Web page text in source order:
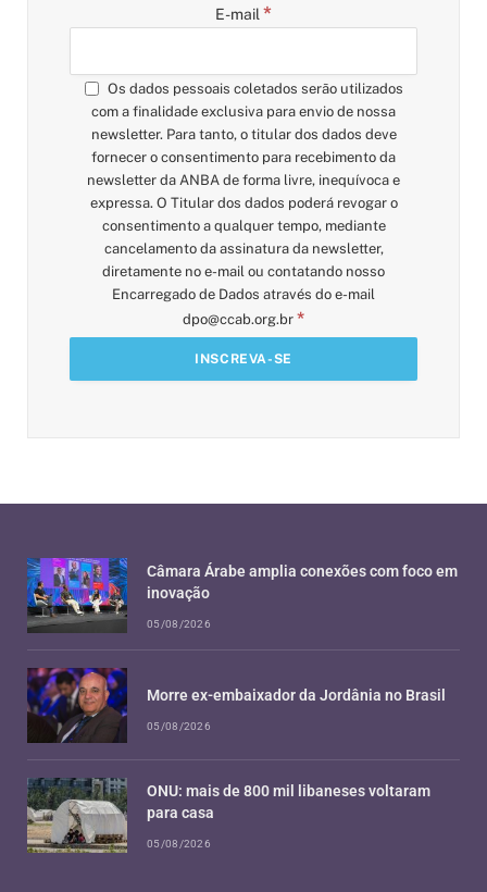
E-mail *
Os dados pessoais coletados serão utilizados
com a finalidade exclusiva para envio de nossa
newsletter. Para tanto, o titular dos dados deve
fornecer o consentimento para recebimento da
newsletter da ANBA de forma livre, inequívoca e
expressa. O Titular dos dados poderá revogar o
consentimento a qualquer tempo, mediante
cancelamento da assinatura da newsletter,
diretamente no e-mail ou contatando nosso
Encarregado de Dados através do e-mail
dpo@ccab.org.br *
Câmara Árabe amplia conexões com foco em
inovação
05/08/2026
Morre ex-embaixador da Jordânia no Brasil
05/08/2026
ONU: mais de 800 mil libaneses voltaram
para casa
05/08/2026